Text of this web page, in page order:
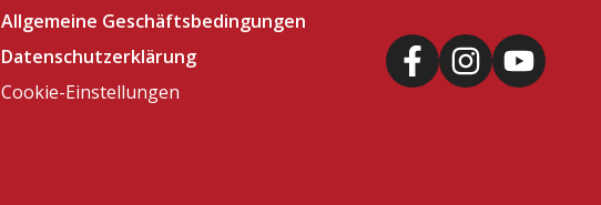
Allgemeine Geschäftsbedingungen
Datenschutzerklärung
Cookie-Einstellungen